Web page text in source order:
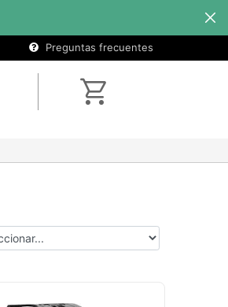
Preguntas frecuentes